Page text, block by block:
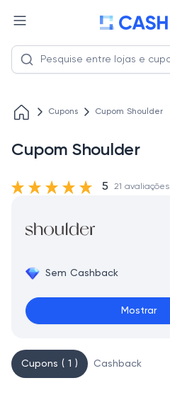
Cupons Cupom Shoulder
Cupom Shoulder
Sem Cashback
Mostrar
5 21 avaliações
Cupons ( 1 ) Cashback